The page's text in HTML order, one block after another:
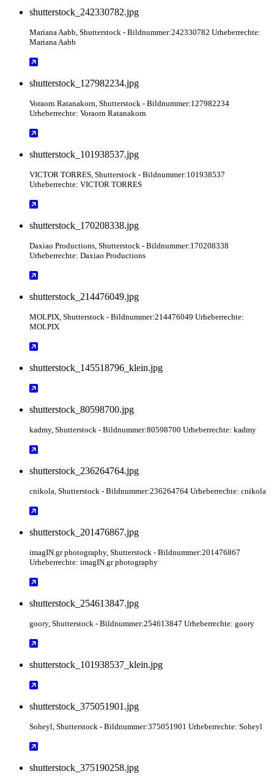
shutterstock_242330782.jpg
Mariana Aabb , Shutterstock - Bildnummer:242330782 Urheberrechte:
Mariana Aabb
shutterstock_127982234.jpg
Voraorn Ratanakorn , Shutterstock - Bildnummer:127982234
Urheberrechte: Voraorn Ratanakorn
shutterstock_101938537.jpg
VICTOR TORRES , Shutterstock - Bildnummer:101938537
Urheberrechte: VICTOR TORRES
shutterstock_170208338.jpg
Daxiao Productions , Shutterstock - Bildnummer:170208338
Urheberrechte: Daxiao Productions
shutterstock_214476049.jpg
MOLPIX , Shutterstock - Bildnummer:214476049 Urheberrechte:
MOLPIX
shutterstock_145518796_klein.jpg
shutterstock_80598700.jpg
kadmy, Shutterstock - Bildnummer:80598700 Urheberrechte: kadmy
shutterstock_236264764.jpg
cnikola , Shutterstock - Bildnummer:236264764 Urheberrechte: cnikola
shutterstock_201476867.jpg
imagIN.gr photography, Shutterstock - Bildnummer:201476867
Urheberrechte: imagIN.gr photography
shutterstock_254613847.jpg
goory, Shutterstock - Bildnummer:254613847 Urheberrechte: goory
shutterstock_101938537_klein.jpg
shutterstock_375051901.jpg
Soheyl , Shutterstock - Bildnummer:375051901 Urheberrechte: Soheyl
shutterstock_375190258.jpg